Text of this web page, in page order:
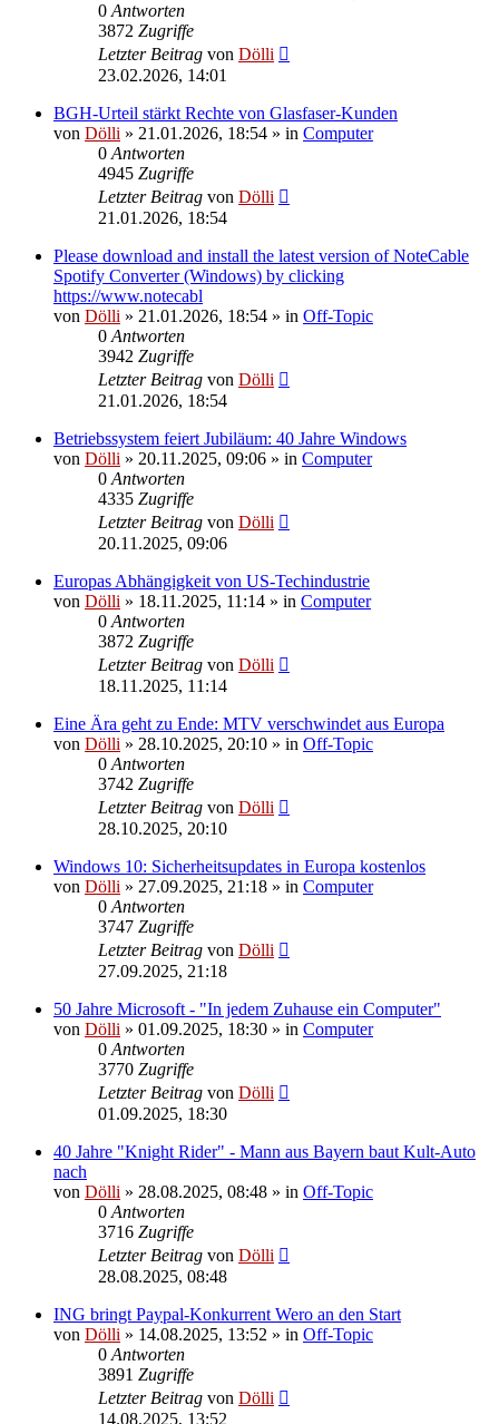
0 Antworten
3872 Zugriffe
Letzter Beitrag von Dölli
23.02.2026, 14:01
BGH-Urteil stärkt Rechte von Glasfaser-Kunden
von Dölli » 21.01.2026, 18:54 » in Computer
0 Antworten
4945 Zugriffe
Letzter Beitrag von Dölli
21.01.2026, 18:54
Please download and install the latest version of NoteCable
Spotify Converter (Windows) by clicking
https://www.notecabl
von Dölli » 21.01.2026, 18:54 » in Off-Topic
0 Antworten
3942 Zugriffe
Letzter Beitrag von Dölli
21.01.2026, 18:54
Betriebssystem feiert Jubiläum: 40 Jahre Windows
von Dölli » 20.11.2025, 09:06 » in Computer
0 Antworten
4335 Zugriffe
Letzter Beitrag von Dölli
20.11.2025, 09:06
Europas Abhängigkeit von US-Techindustrie
von Dölli » 18.11.2025, 11:14 » in Computer
0 Antworten
3872 Zugriffe
Letzter Beitrag von Dölli
18.11.2025, 11:14
Eine Ära geht zu Ende: MTV verschwindet aus Europa
von Dölli » 28.10.2025, 20:10 » in Off-Topic
0 Antworten
3742 Zugriffe
Letzter Beitrag von Dölli
28.10.2025, 20:10
Windows 10: Sicherheitsupdates in Europa kostenlos
von Dölli » 27.09.2025, 21:18 » in Computer
0 Antworten
3747 Zugriffe
Letzter Beitrag von Dölli
27.09.2025, 21:18
50 Jahre Microsoft - "In jedem Zuhause ein Computer"
von Dölli » 01.09.2025, 18:30 » in Computer
0 Antworten
3770 Zugriffe
Letzter Beitrag von Dölli
01.09.2025, 18:30
40 Jahre "Knight Rider" - Mann aus Bayern baut Kult-Auto
nach
von Dölli » 28.08.2025, 08:48 » in Off-Topic
0 Antworten
3716 Zugriffe
Letzter Beitrag von Dölli
28.08.2025, 08:48
ING bringt Paypal-Konkurrent Wero an den Start
von Dölli » 14.08.2025, 13:52 » in Off-Topic
0 Antworten
3891 Zugriffe
Letzter Beitrag von Dölli
14.08.2025, 13:52